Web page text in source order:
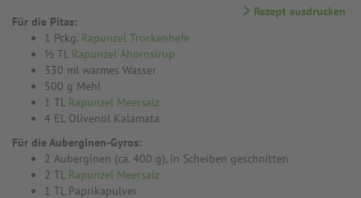
Rezept ausdrucken
Für die Pitas:
1 Pckg. Rapunzel Trockenhefe
½ TL Rapunzel Ahornsirup
330 ml warmes Wasser
500 g Mehl
1 TL Rapunzel Meersalz
4 EL Olivenöl Kalamata
Für die Auberginen-Gyros:
2 Auberginen (ca. 400 g), in Scheiben geschnitten
2 TL Rapunzel Meersalz
1 TL Paprikapulver